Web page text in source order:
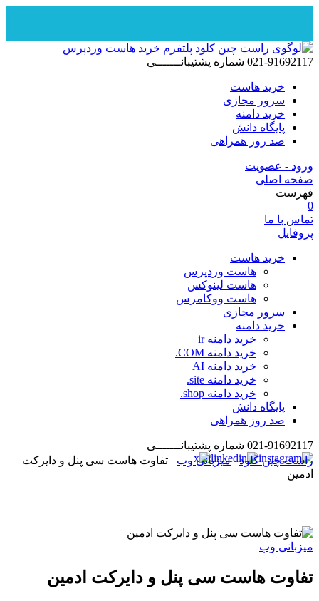
پرش
به
021-91692117 شماره پشتیبانـــــــی
خرید هاست
سرور مجازی
خرید دامنه
پایگاه دانش
صد روز همراهی
ورود - عضویت
صفحه اصلی
فهرست
0
تماس با ما
پروفایل
خرید هاست
هاست وردپرس
هاست لینوکس
هاست ووکامرس
سرور مجازی
خرید دامنه
خرید دامنه ir
خرید دامنه COM.
خرید دامنه AI
خرید دامنه site.
خرید دامنه shop.
پایگاه دانش
صد روز همراهی
021-91692117 شماره پشتیبانـــــــی
راست چین کلود
میزبانی وب
تفاوت هاست سی پنل و دایرکت
ادمین
میزبانی وب
تفاوت هاست سی پنل و دایرکت ادمین